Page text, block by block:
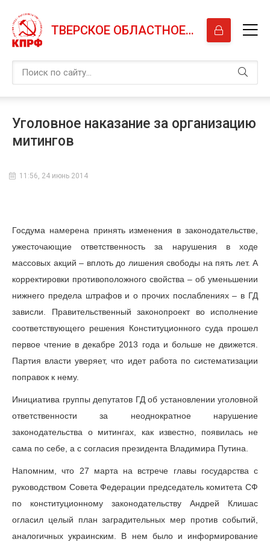
ТВЕРСКОЕ ОБЛАСТНОЕ ОТДЕЛЕНИЕ КПРФ
Уголовное наказание за организацию
митингов
11:56, 24 июнь 2014
Госдума намерена принять изменения в законодательстве,
ужесточающие ответственность за нарушения в ходе
массовых акций – вплоть до лишения свободы на пять лет. А
корректировки противоположного свойства – об уменьшении
нижнего предела штрафов и о прочих послаблениях – в ГД
зависли. Правительственный законопроект во исполнение
соответствующего решения Конституционного суда прошел
первое чтение в декабре 2013 года и больше не движется.
Партия власти уверяет, что идет работа по систематизации
поправок к нему.
Инициатива группы депутатов ГД об установлении уголовной
ответственности за неоднократное нарушение
законодательства о митингах, как известно, появилась не
сама по себе, а с согласия президента Владимира Путина.
Напомним, что 27 марта на встрече главы государства с
руководством Совета Федерации председатель комитета СФ
по конституционному законодательству Андрей Клишас
огласил целый план заградительных мер против событий,
аналогичных украинским. В нем было и информирование